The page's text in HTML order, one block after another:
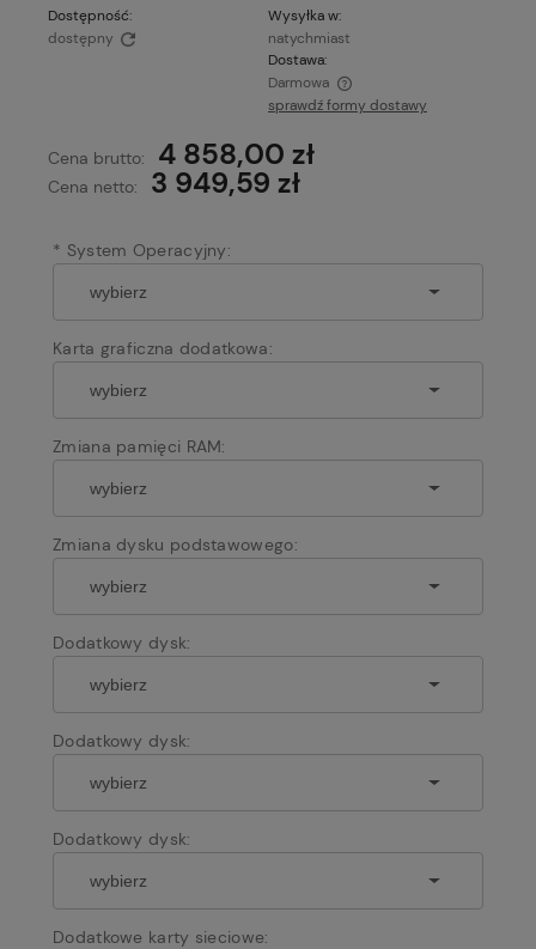
Dostępność:
dostępny
Wysyłka w:
natychmiast
Dostawa:
Darmowa
sprawdź formy dostawy
Cena brutto: 4 858,00 zł
Cena netto: 3 949,59 zł
* System Operacyjny:
Karta graficzna dodatkowa:
Zmiana pamięci RAM:
Zmiana dysku podstawowego:
Dodatkowy dysk:
Dodatkowy dysk:
Dodatkowy dysk:
Dodatkowe karty sieciowe: